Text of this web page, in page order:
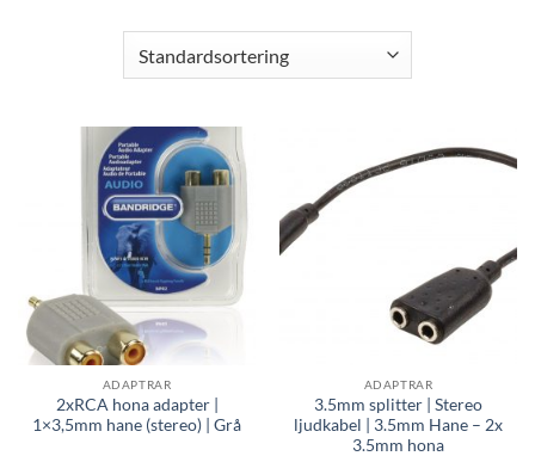
ADAPTRAR
2xRCA hona adapter |
1×3,5mm hane (stereo) | Grå
ADAPTRAR
3.5mm splitter | Stereo
ljudkabel | 3.5mm Hane – 2x
3.5mm hona